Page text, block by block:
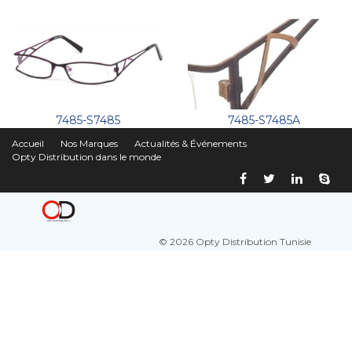
7485-S7485 7485-S7485A
Accueil Nos Marques
Actualités & Événements
Opty Distribution dans le monde
© 2026 Opty Distribution Tunisie